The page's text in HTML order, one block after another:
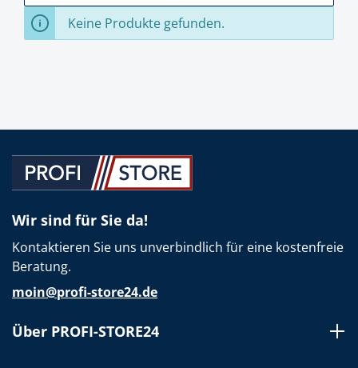
Keine Produkte gefunden.
Wir sind für Sie da!
Kontaktieren Sie uns unverbindlich für eine kostenfreie
Beratung.
moin@profi-store24.de
Über PROFI-STORE24